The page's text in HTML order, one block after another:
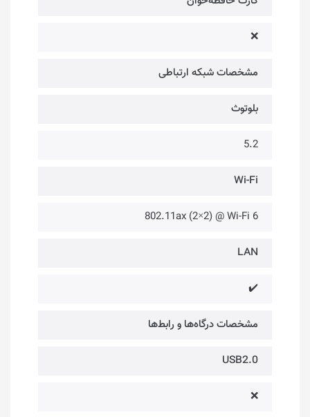
❌
مشخصات شبکه ارتباطی
بلوتوث
5.2
Wi-Fi
802.11ax (2×2) @ Wi-Fi 6
LAN
✔️
مشخصات درگاه‌ها و رابط‌ها
USB2.0
❌